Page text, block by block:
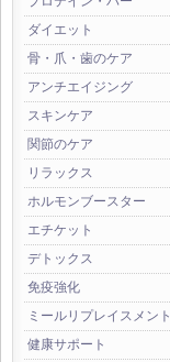
ダイエット
骨・爪・歯のケア
アンチエイジング
スキンケア
関節のケア
リラックス
ホルモンブースター
エチケット
デトックス
免疫強化
ミールリプレイスメント
健康サポート